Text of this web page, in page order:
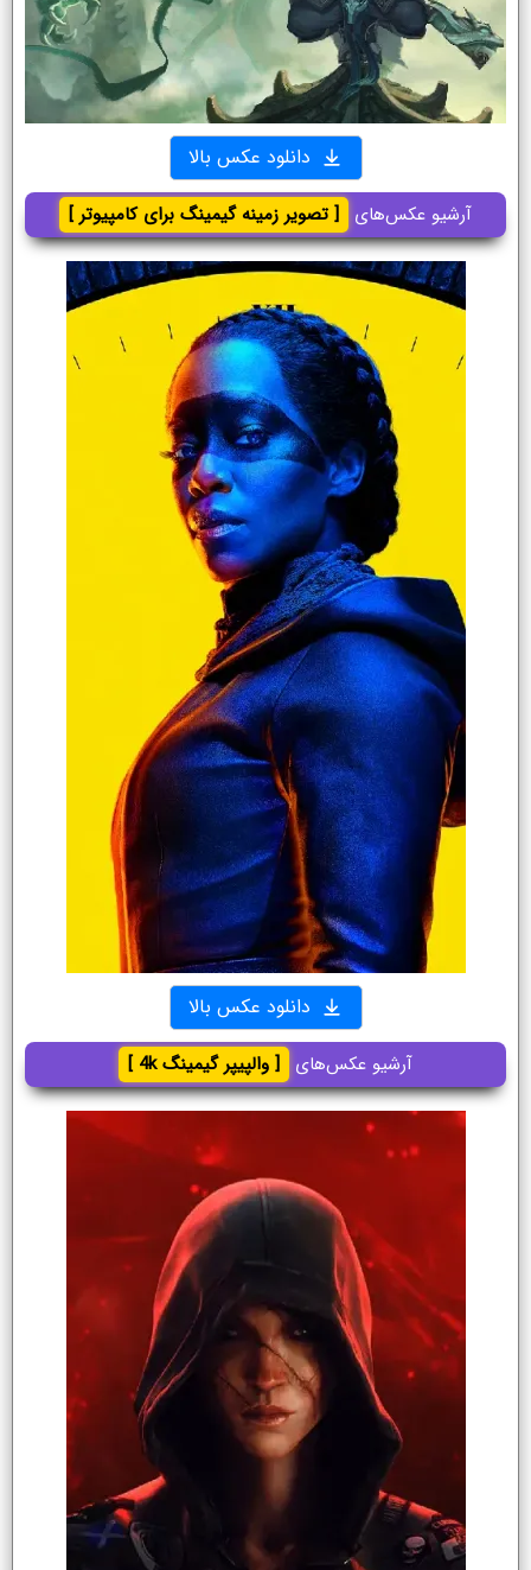
دانلود عکس بالا
آرشیو عکس‌های [ تصویر زمینه گیمینگ برای کامپیوتر ]
دانلود عکس بالا
آرشیو عکس‌های [ والپیپر گیمینگ 4k ]